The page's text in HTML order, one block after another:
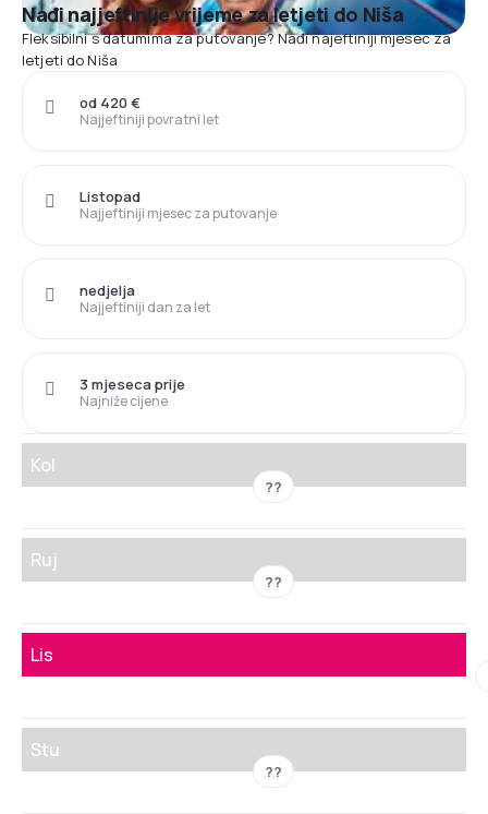
Nađi najjeftinije vrijeme za letjeti do Niša
Fleksibilni s datumima za putovanje? Nađi najeftiniji mjesec za
letjeti do Niša
Najjeftiniji povratni let
od 420 €
Najjeftiniji mjesec za putovanje
Listopad
Najjeftiniji dan za let
nedjelja
Najniže cijene
3 mjeseca prije
Kol
??
Ruj
??
Lis
Stu
??